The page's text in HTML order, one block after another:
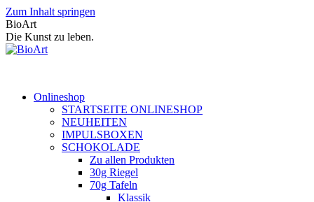
Zum Inhalt springen
BioArt
Die Kunst zu leben.
Onlineshop
STARTSEITE ONLINESHOP
NEUHEITEN
IMPULSBOXEN
SCHOKOLADE
Zu allen Produkten
30g Riegel
70g Tafeln
Klassik